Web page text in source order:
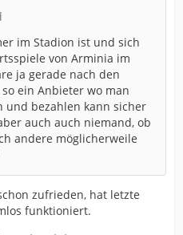
im Stadion ist und sich
von Arminia im
ja gerade nach den
ein Anbieter wo man
und bezahlen kann sicher
auch auch niemand, ob
andere möglicherweile
zufrieden, hat letzte
funktioniert.